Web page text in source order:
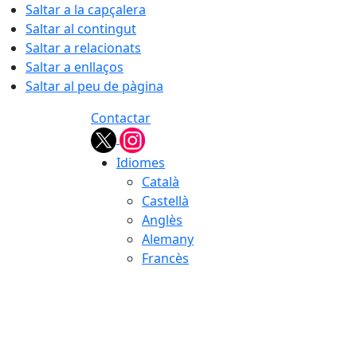
Saltar a la capçalera
Saltar al contingut
Saltar a relacionats
Saltar a enllaços
Saltar al peu de pàgina
Contactar
Idiomes
Català
Castellà
Anglès
Alemany
Francès